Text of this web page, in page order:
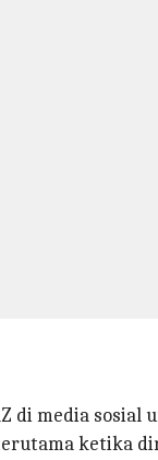
di media sosial
ketika